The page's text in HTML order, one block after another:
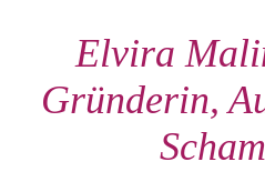
Elvira
Gründerin,